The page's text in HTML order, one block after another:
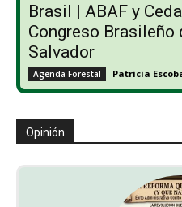
Brasil | ABAF y
Congreso Brasileño
Salvador
Agenda Forestal Patricia
Opinión